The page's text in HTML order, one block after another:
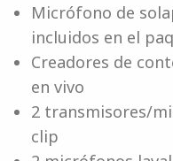
Micrófono de
incluidos en el
Creadores de
en vivo
2 transmisores/
clip